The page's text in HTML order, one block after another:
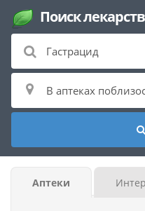
Поиск лекарств
Аптеки